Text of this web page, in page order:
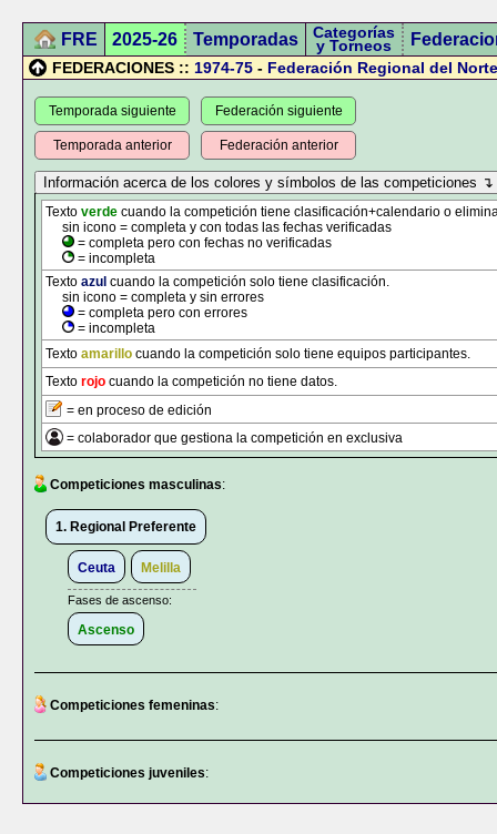
FRE 2025-26 Temporadas Categorías
y Torneos
FEDERACIONES :: 1974-75 - Federación Regional del
Temporada siguiente
Temporada anterior
Federación siguiente
Federación anterior
Texto verde cuando la competición tiene clasificación+calendario o
sin icono = completa y con todas las fechas verificadas
= completa pero con fechas no verificadas
= incompleta
Texto azul cuando la competición solo tiene clasificación.
sin icono = completa y sin errores
= completa pero con errores
= incompleta
Texto amarillo cuando la competición solo tiene equipos participantes.
Texto rojo cuando la competición no tiene datos.
= en proceso de edición
= colaborador que gestiona la competición en exclusiva
Competiciones masculinas:
1. Regional Preferente
Ceuta Melilla
Fases de ascenso:
Ascenso
Competiciones femeninas:
Competiciones juveniles: